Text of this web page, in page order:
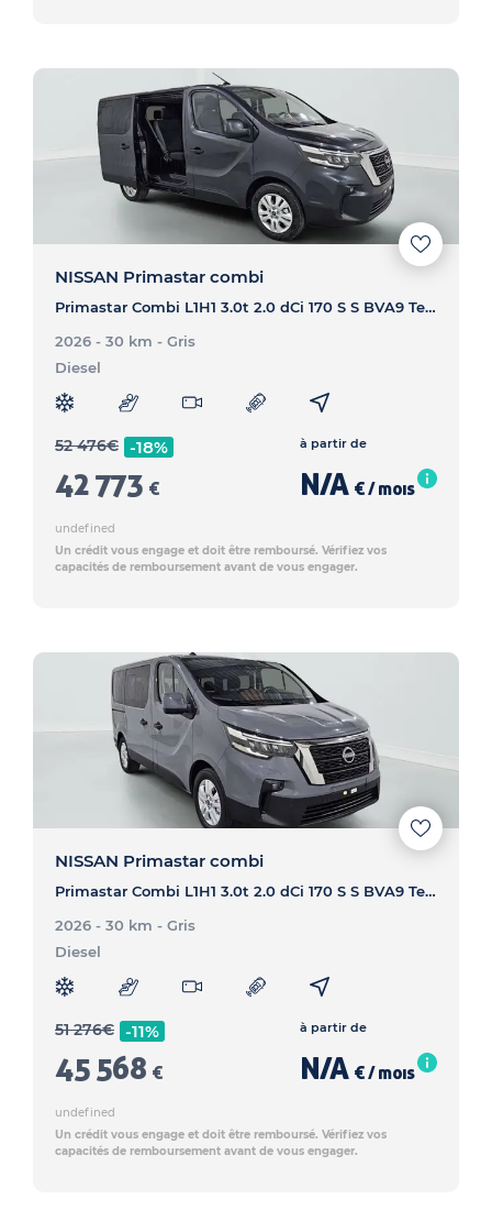
NISSAN Primastar combi
Primastar Combi L1H1 3.0t 2.0 dCi 170 S S BVA9 Tekna - PRIMASTAR COMBI Primastar Combi L1H1 3.0t 2.0 dCi 170 S S BVA9 Tekna
2026 - 30 km - Gris
Diesel
52 476€ -18%
42 773 €
à partir de
N/A € / mois
undefined
Un crédit vous engage et doit être remboursé. Vérifiez vos
capacités de remboursement avant de vous engager.
NISSAN Primastar combi
Primastar Combi L1H1 3.0t 2.0 dCi 170 S S BVA9 Tekna - PRIMASTAR COMBI Primastar Combi L1H1 3.0t 2.0 dCi 170 S S BVA9 Tekna
2026 - 30 km - Gris
Diesel
51 276€ -11%
45 568 €
à partir de
N/A € / mois
undefined
Un crédit vous engage et doit être remboursé. Vérifiez vos
capacités de remboursement avant de vous engager.